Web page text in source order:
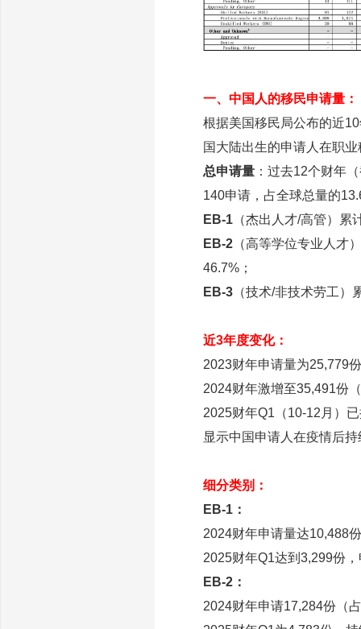
一、中国人的移民申请量：
根据美国移民局公布的近
国大陆出生的申请人在职
总申请量 ：过去12个财年
140申请，占全球总量的
EB-1 （杰出人才/高管）
累
EB-2 （高等学位专业人才
46.7%；
EB-3 （技术/非技术劳工）
近3年度变化：
2023财年申请量为25,779
2024财年激增至35,491份
2025财年Q1（10-12月）
显示中国申请人在疫情后
细分类别：
EB-1：
2024财年申请量达10,488
2025财年Q1达到3,299份
EB-2：
2024财年申请17,284份（